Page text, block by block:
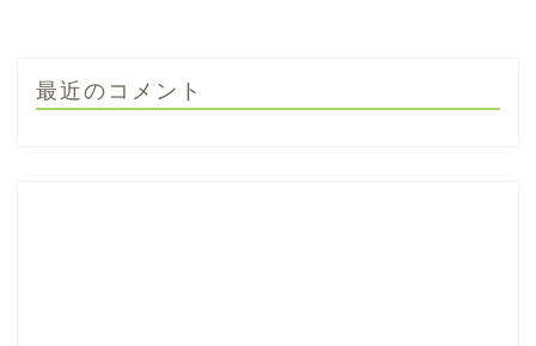
最近のコメント